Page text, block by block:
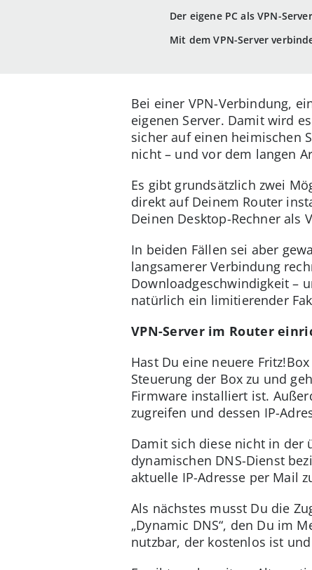
Der eigene PC als VPN-Server
Mit dem VPN-Server
Bei einer VPN-Verbindung,
eigenen Server. Damit wird
sicher auf einen heimischen
nicht – und vor dem langen
Es gibt grundsätzlich zwei
direkt auf Deinem Router
Deinen Desktop-Rechner als
In beiden Fällen sei aber
langsamerer Verbindung
Downloadgeschwindigkeit –
natürlich ein limitierender
VPN-Server im Router
Hast Du eine neuere
Steuerung der Box zu und
Firmware installiert ist.
zugreifen und dessen IP-
Damit sich diese nicht in der
dynamischen DNS-Dienst
aktuelle IP-Adresse per Mail
Als nächstes musst Du die
„Dynamic DNS“, den Du im
nutzbar, der kostenlos ist